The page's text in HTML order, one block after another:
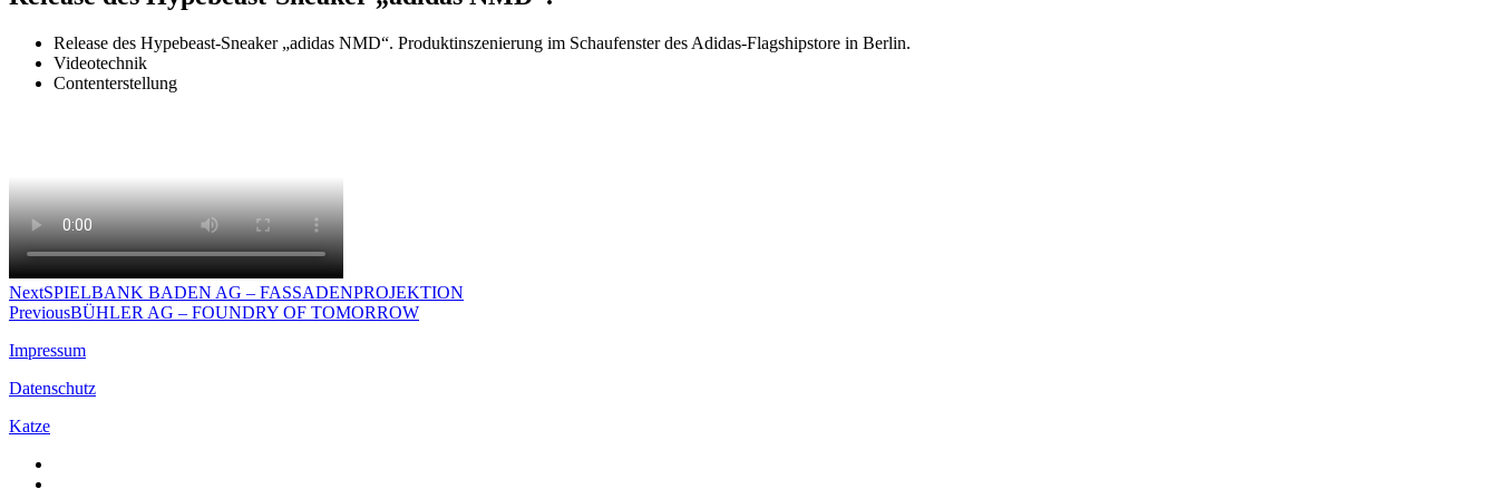
Release des Hypebeast-Sneaker „adidas NMD“. Produktinszenierung im Schaufenster des Adidas-Flagshipstore in Berlin.
Videotechnik
Contenterstellung
NextSPIELBANK BADEN AG – FASSADENPROJEKTION
PreviousBÜHLER AG – FOUNDRY OF TOMORROW
Impressum
Datenschutz
Katze